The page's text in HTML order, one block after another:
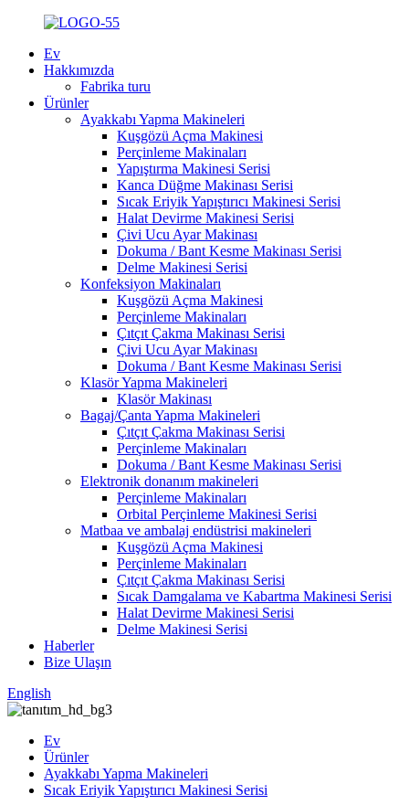
Ev
Hakkımızda
Fabrika turu
Ürünler
Ayakkabı Yapma Makineleri
Kuşgözü Açma Makinesi
Perçinleme Makinaları
Yapıştırma Makinesi Serisi
Kanca Düğme Makinası Serisi
Sıcak Eriyik Yapıştırıcı Makinesi Serisi
Halat Devirme Makinesi Serisi
Çivi Ucu Ayar Makinası
Dokuma / Bant Kesme Makinası Serisi
Delme Makinesi Serisi
Konfeksiyon Makinaları
Kuşgözü Açma Makinesi
Perçinleme Makinaları
Çıtçıt Çakma Makinası Serisi
Çivi Ucu Ayar Makinası
Dokuma / Bant Kesme Makinası Serisi
Klasör Yapma Makineleri
Klasör Makinası
Bagaj/Çanta Yapma Makineleri
Çıtçıt Çakma Makinası Serisi
Perçinleme Makinaları
Dokuma / Bant Kesme Makinası Serisi
Elektronik donanım makineleri
Perçinleme Makinaları
Orbital Perçinleme Makinesi Serisi
Matbaa ve ambalaj endüstrisi makineleri
Kuşgözü Açma Makinesi
Perçinleme Makinaları
Çıtçıt Çakma Makinası Serisi
Sıcak Damgalama ve Kabartma Makinesi Serisi
Halat Devirme Makinesi Serisi
Delme Makinesi Serisi
Haberler
Bize Ulaşın
English
Ev
Ürünler
Ayakkabı Yapma Makineleri
Sıcak Eriyik Yapıştırıcı Makinesi Serisi